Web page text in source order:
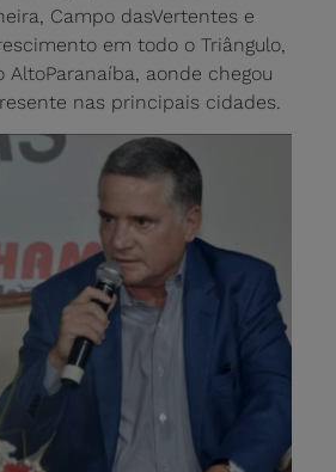
Campo dasVertentes e
em todo o Triângulo,
AltoParanaíba, aonde chegou
nas principais cidades.